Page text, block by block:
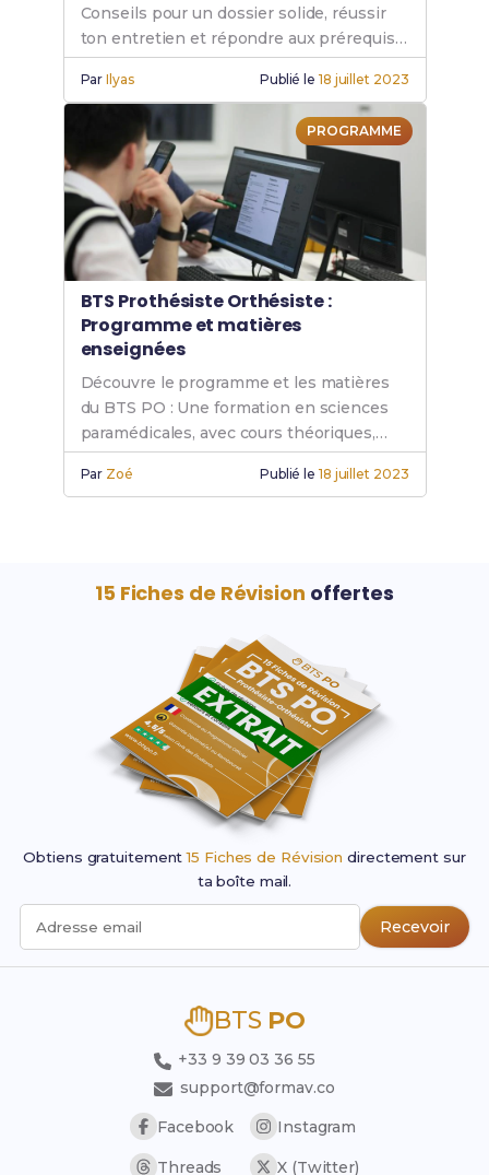
Conseils pour un dossier solide, réussir
ton entretien et répondre aux prérequis.
Maximise tes chances d'intégrer cette
formation paramédicale.
ParIlyas Publié le 18 juillet 2023
PROGRAMME
BTS Prothésiste Orthésiste :
Programme et matières
enseignées
Découvre le programme et les matières
du BTS PO : Une formation en sciences
paramédicales, avec cours théoriques,
pratiques, et spécialités pour devenir
prothésiste orthésiste.
Par Zoé Publié le 18 juillet 2023
15 Fiches de Révision offertes
Obtiens gratuitement15 Fiches de Révision directement sur
ta boîte mail.
Adresse email Recevoir
BTS PO
+33 9 39 03 36 55
support@formav.co
Facebook
Instagram
Threads X (Twitter)